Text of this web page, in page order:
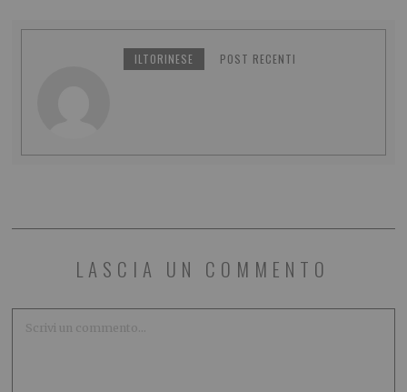
ILTORINESE POST RECENTI
LASCIA UN COMMENTO